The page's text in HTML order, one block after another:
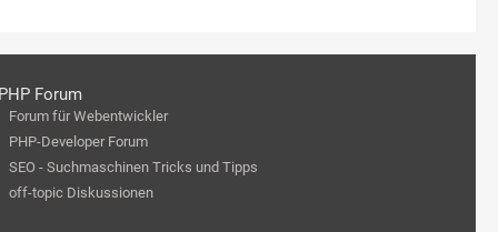
Forum
Forum für Webentwickler
PHP-Developer Forum
SEO - Suchmaschinen Tricks und Tipps
off-topic Diskussionen